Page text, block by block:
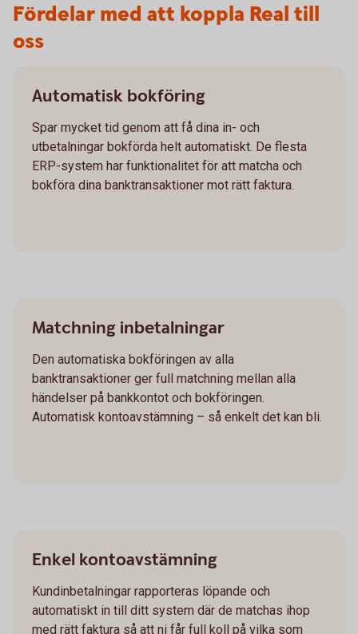
Fördelar med att koppla Real till
oss
Automatisk bokföring
Spar mycket tid genom att få dina in- och
utbetalningar bokförda helt automatiskt. De flesta
ERP-system har funktionalitet för att matcha och
bokföra dina banktransaktioner mot rätt faktura.
Matchning inbetalningar
Den automatiska bokföringen av alla
banktransaktioner ger full matchning mellan alla
händelser på bankkontot och bokföringen.
Automatisk kontoavstämning – så enkelt det kan bli.
Enkel kontoavstämning
Kundinbetalningar rapporteras löpande och
automatiskt in till ditt system där de matchas ihop
med rätt faktura så att ni får full koll på vilka som